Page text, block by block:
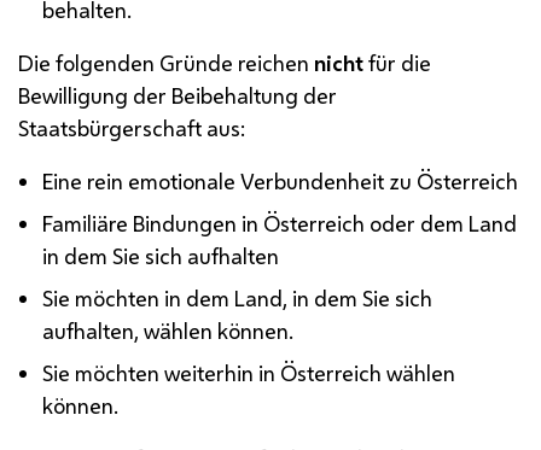
behalten.
Die folgenden Gründe reichen nichtfür die
Bewilligung der Beibehaltung der
Staatsbürgerschaft aus:
Eine rein emotionale Verbundenheit zu Österreich
Familiäre Bindungen in Österreich oder dem Land
in dem Sie sich aufhalten
Sie möchten in dem Land, in dem Sie sich
aufhalten, wählen können.
Sie möchten weiterhin in Österreich wählen
können.